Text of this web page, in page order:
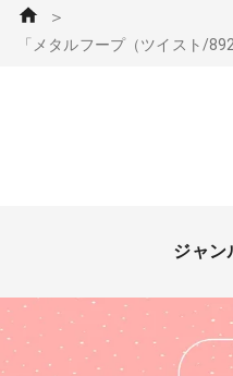
＞
「メタルフープ（ツイスト/
ジャン